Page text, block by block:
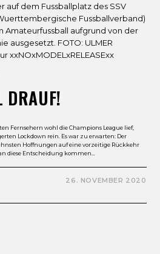
auf dem Fussballplatz des SSV
Fussballverband)
Amateurfussball aufgrund von der
ausgesetzt. FOTO: ULMER
xxNOxMODELxRELEASExx
Fernsehern wohl die Champions League lief,
Lockdown rein. Es war zu erwarten: Der
Hoffnungen auf eine vorzeitige Rückkehr
diese Entscheidung kommen…
26. NOVEMBER 2020